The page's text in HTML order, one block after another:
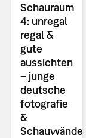
Schauraum
4: unregal
regal &
gute
aussichten
– junge
deutsche
fotografie
&
Schauwände